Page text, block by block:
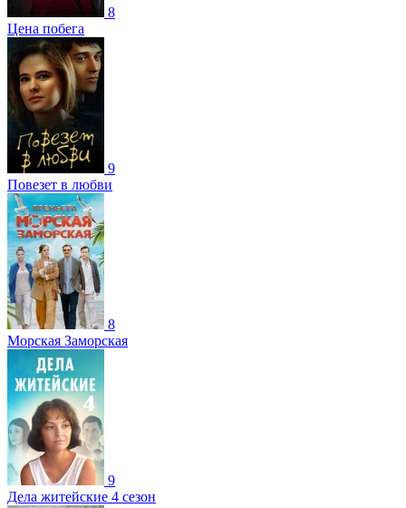
8
Цена побега
9
Повезет в любви
8
Морская Заморская
9
Дела житейские 4 сезон